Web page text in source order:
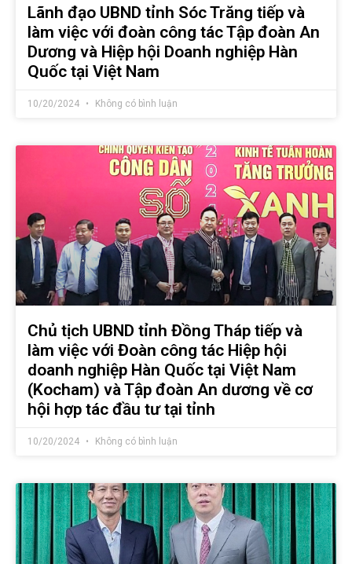
Lãnh đạo UBND tỉnh Sóc Trăng tiếp và
làm việc với đoàn công tác Tập đoàn An
Dương và Hiệp hội Doanh nghiệp Hàn
Quốc tại Việt Nam
10/20/2024 Không có bình luận
Chủ tịch UBND tỉnh Đồng Tháp tiếp và
làm việc với Đoàn công tác Hiệp hội
doanh nghiệp Hàn Quốc tại Việt Nam
(Kocham) và Tập đoàn An dương về cơ
hội hợp tác đầu tư tại tỉnh
10/20/2024 Không có bình luận